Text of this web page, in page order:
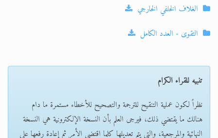
الغلاف الخلفي الخارجي
التقوى - العدد الكامل
تنبيه للقراء الكرام
نظراً لكون عملية التنقيح للترجمة والتصحيح للأخطاء مستمرة ما دام
هنالك ما يقتضي ذلك، فيرجى العلم بأن النسخة الإلكترونية هي النسخة
النهائية والمرجعية، والتي يتم تعديلها كلما اقتضى الأمر ثم إعادة رفعها على